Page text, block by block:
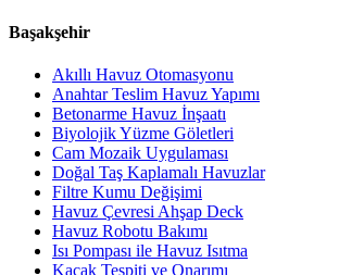
Başakşehir
Akıllı Havuz Otomasyonu
Anahtar Teslim Havuz Yapımı
Betonarme Havuz İnşaatı
Biyolojik Yüzme Göletleri
Cam Mozaik Uygulaması
Doğal Taş Kaplamalı Havuzlar
Filtre Kumu Değişimi
Havuz Çevresi Ahşap Deck
Havuz Robotu Bakımı
Isı Pompası ile Havuz Isıtma
Kaçak Tespiti ve Onarımı